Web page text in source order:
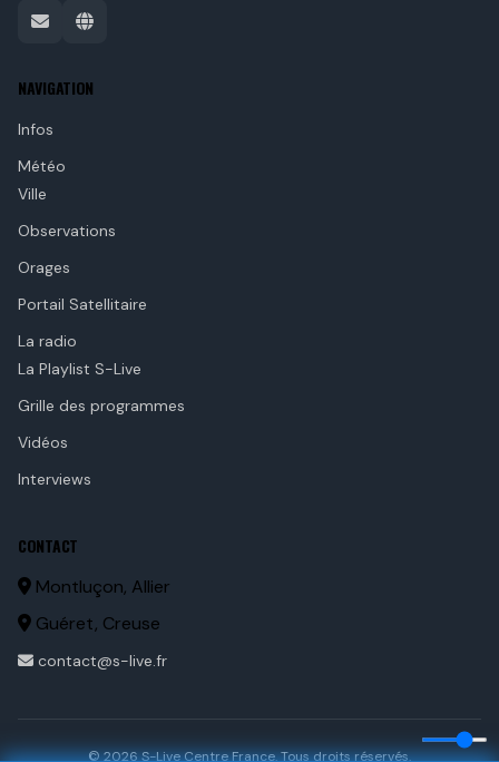
NAVIGATION
Infos
Météo
Ville
Observations
Orages
Portail Satellitaire
La radio
La Playlist S-Live
Grille des programmes
Vidéos
Interviews
CONTACT
Montluçon, Allier
Guéret, Creuse
contact@s-live.fr
© 2026 S-Live Centre France. Tous droits réservés.